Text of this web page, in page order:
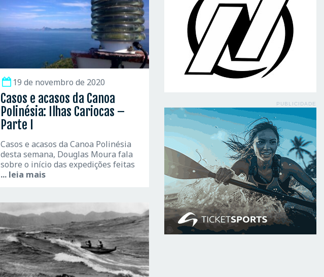
19 de novembro de 2020
Casos e acasos da Canoa
Polinésia: Ilhas Cariocas –
Parte I
Casos e acasos da Canoa Polinésia
desta semana, Douglas Moura fala
sobre o início das expedições feitas
... leia mais
PUBLICIDADE